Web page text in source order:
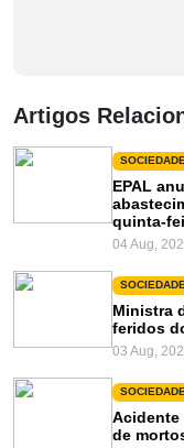
Artigos
EPAL
quinta-
04 Aug,
Ministra
feridos
03 Aug,
Acidente
de